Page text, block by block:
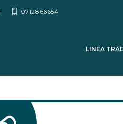
0712866654
LINEA